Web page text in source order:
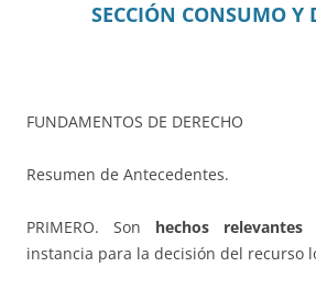
SECCIÓN CONSUMO Y
FUNDAMENTOS DE DERECHO
Resumen de Antecedentes.
PRIMERO. Son hechos relevantes
instancia para la decisión del recurso